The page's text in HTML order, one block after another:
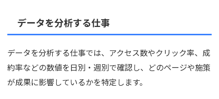
データを分析する仕事
データを分析する仕事では、アクセス数やクリック率、成
約率などの数値を日別・週別で確認し、どのページや施策
が成果に影響しているかを特定します。